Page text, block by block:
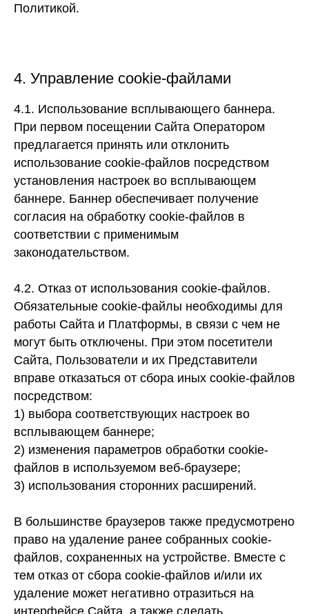
Политикой.
4. Управление cookie-файлами
4.1. Использование всплывающего баннера.
При первом посещении Сайта Оператором
предлагается принять или отклонить
использование cookie-файлов посредством
установления настроек во всплывающем
баннере. Баннер обеспечивает получение
согласия на обработку cookie-файлов в
соответствии с применимым
законодательством.
4.2. Отказ от использования cookie-файлов.
Обязательные cookie-файлы необходимы для
работы Сайта и Платформы, в связи с чем не
могут быть отключены. При этом посетители
Сайта, Пользователи и их Представители
вправе отказаться от сбора иных cookie-файлов
посредством:
1) выбора соответствующих настроек во
всплывающем баннере;
2) изменения параметров обработки cookie-
файлов в используемом веб-браузере;
3) использования сторонних расширений.
В большинстве браузеров также предусмотрено
право на удаление ранее собранных cookie-
файлов, сохраненных на устройстве. Вместе с
тем отказ от сбора cookie-файлов и/или их
удаление может негативно отразиться на
интерфейсе Сайта, а также сделать